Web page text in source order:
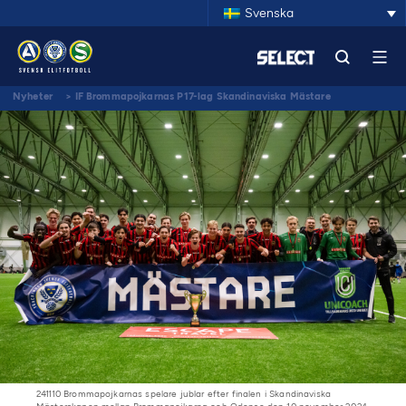
Svenska
Nyheter > IF Brommapojkarnas P17-lag Skandinaviska Mästare
241110 Brommapojkarnas spelare jublar efter finalen i Skandinaviska